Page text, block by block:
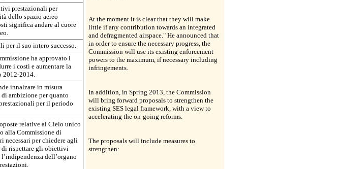
prestazionali per
dello spazio aereo
significa andare al cuore
per il suo intero successo.
ha approvato i
i costi e aumentare la
2012-2014.
innalzare in misura
ambizione per quanto
per il periodo
relative al Cielo unico
alla Commissione di
necessari per chiedere agli
di rispettare gli obiettivi
dell’organo
At the moment it is clear that they will make
little if any contribution towards an integrated
and defragmented airspace." He announced that
in order to ensure the necessary progress, the
Commission will use its existing enforcement
powers to the maximum, if necessary including
infringements.
In addition, in Spring 2013, the Commission
will bring forward proposals to strengthen the
existing SES legal framework, with a view to
accelerating the on-going reforms.
The proposals will include measures to
strengthen: